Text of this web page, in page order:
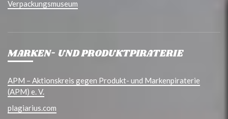
Verpackungsmuseum
MARKEN- UND PRODUKTPIRATERIE
APM – Aktionskreis gegen Produkt- und Markenpiraterie
(APM) e. V.
plagiarius.com